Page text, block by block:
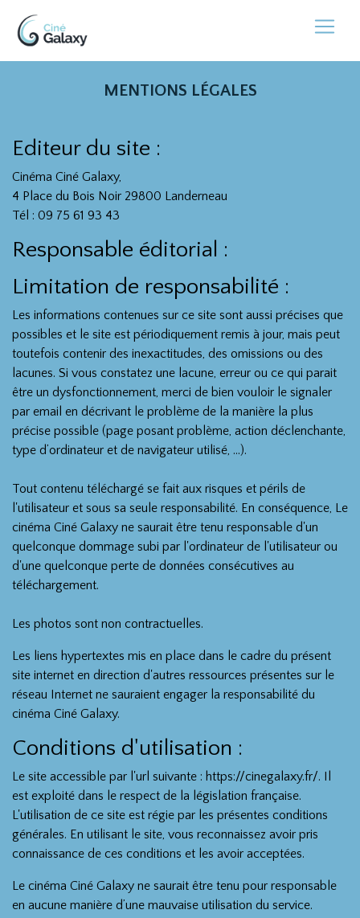
MENTIONS LÉGALES
Editeur du site :
Cinéma Ciné Galaxy,
4 Place du Bois Noir 29800 Landerneau
Tél : 09 75 61 93 43
Responsable éditorial :
Limitation de responsabilité :
Les informations contenues sur ce site sont aussi précises que
possibles et le site est périodiquement remis à jour, mais peut
toutefois contenir des inexactitudes, des omissions ou des
lacunes. Si vous constatez une lacune, erreur ou ce qui parait
être un dysfonctionnement, merci de bien vouloir le signaler
par email en décrivant le problème de la manière la plus
précise possible (page posant problème, action déclenchante,
type d’ordinateur et de navigateur utilisé, …).
Tout contenu téléchargé se fait aux risques et périls de
l'utilisateur et sous sa seule responsabilité. En conséquence, Le
cinéma Ciné Galaxy ne saurait être tenu responsable d'un
quelconque dommage subi par l'ordinateur de l'utilisateur ou
d'une quelconque perte de données consécutives au
téléchargement.
Les photos sont non contractuelles.
Les liens hypertextes mis en place dans le cadre du présent
site internet en direction d'autres ressources présentes sur le
réseau Internet ne sauraient engager la responsabilité du
cinéma Ciné Galaxy.
Conditions d'utilisation :
Le site accessible par l'url suivante : https://cinegalaxy.fr/. Il
est exploité dans le respect de la législation française.
L'utilisation de ce site est régie par les présentes conditions
générales. En utilisant le site, vous reconnaissez avoir pris
connaissance de ces conditions et les avoir acceptées.
Le cinéma Ciné Galaxy ne saurait être tenu pour responsable
en aucune manière d’une mauvaise utilisation du service.